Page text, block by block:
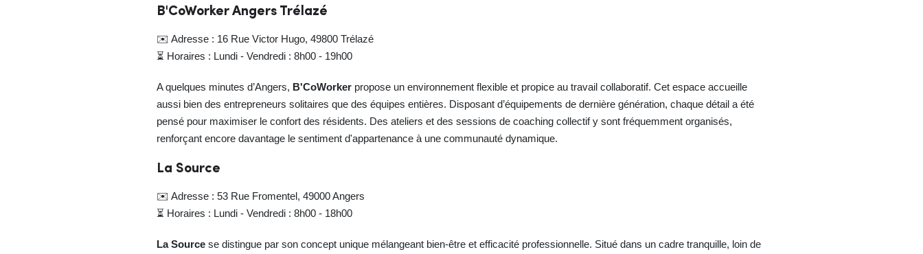
B'CoWorker Angers Trélazé
✉️ Adresse : 16 Rue Victor Hugo, 49800 Trélazé
⏳ Horaires : Lundi - Vendredi : 8h00 - 19h00
A quelques minutes d’Angers, B'CoWorker propose un environnement flexible et propice au travail collaboratif. Cet espace accueille
aussi bien des entrepreneurs solitaires que des équipes entières. Disposant d’équipements de dernière génération, chaque détail a été
pensé pour maximiser le confort des résidents. Des ateliers et des sessions de coaching collectif y sont fréquemment organisés,
renforçant encore davantage le sentiment d'appartenance à une communauté dynamique.
La Source
✉️ Adresse : 53 Rue Fromentel, 49000 Angers
⏳ Horaires : Lundi - Vendredi : 8h00 - 18h00
La Source se distingue par son concept unique mélangeant bien-être et efficacité professionnelle. Situé dans un cadre tranquille, loin de